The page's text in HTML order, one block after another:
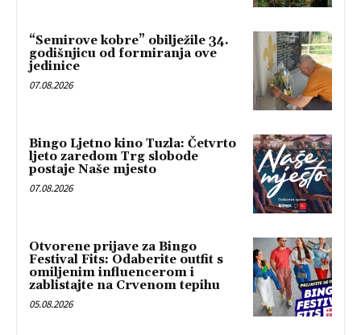
“Semirove kobre” obilježile 34.
godišnjicu od formiranja ove
jedinice
07.08.2026
Bingo Ljetno kino Tuzla: Četvrto
ljeto zaredom Trg slobode
postaje Naše mjesto
07.08.2026
Otvorene prijave za Bingo
Festival Fits: Odaberite outfit s
omiljenim influencerom i
zablistajte na Crvenom tepihu
05.08.2026